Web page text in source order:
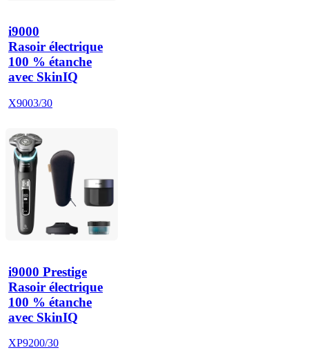
i9000
Rasoir électrique
100 % étanche
avec SkinIQ
X9003/30
i9000 Prestige
Rasoir électrique
100 % étanche
avec SkinIQ
XP9200/30